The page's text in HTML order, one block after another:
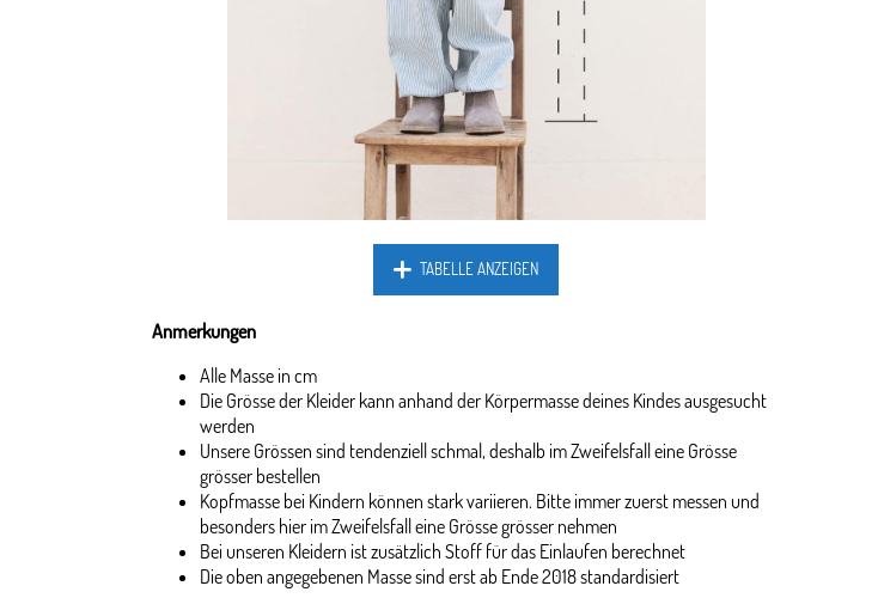
TABELLE ANZEIGEN
Anmerkungen
Alle Masse in cm
Die Grösse der Kleider kann anhand der Körpermasse deines Kindes ausgesucht
werden
Unsere Grössen sind tendenziell schmal, deshalb im Zweifelsfall eine Grösse
grösser bestellen
Kopfmasse bei Kindern können stark variieren. Bitte immer zuerst messen und
besonders hier im Zweifelsfall eine Grösse grösser nehmen
Bei unseren Kleidern ist zusätzlich Stoff für das Einlaufen berechnet
Die oben angegebenen Masse sind erst ab Ende 2018 standardisiert